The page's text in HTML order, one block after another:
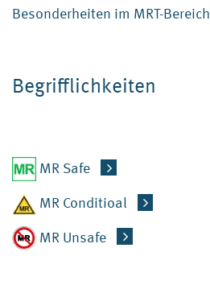
Besonderheiten im MRT-Bereich
Begrifflichkeiten
MR Safe
MR Conditioal
MR Unsafe